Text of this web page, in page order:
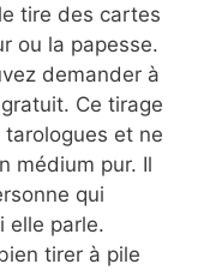
tire des cartes
ou la papesse.
demander à
Ce tirage
et ne
médium pur. Il
qui
elle parle.
tirer à pile